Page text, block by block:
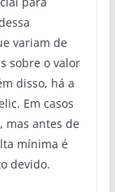
variam de
sobre o valor
disso, há a
Em casos
mas antes de
mínima é
devido.